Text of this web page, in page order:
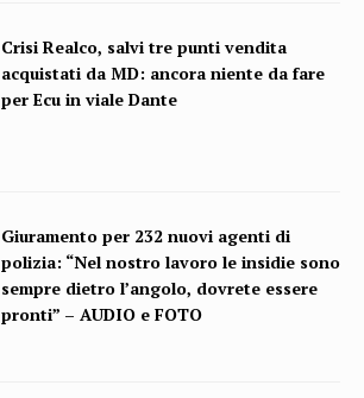
Crisi Realco, salvi tre punti vendita
acquistati da MD: ancora niente da fare
per Ecu in viale Dante
Giuramento per 232 nuovi agenti di
polizia: “Nel nostro lavoro le insidie sono
sempre dietro l’angolo, dovrete essere
pronti” – AUDIO e FOTO